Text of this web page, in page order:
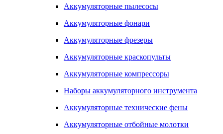
Аккумуляторные пылесосы
Аккумуляторные фонари
Аккумуляторные фрезеры
Аккумуляторные краскопульты
Аккумуляторные компрессоры
Наборы аккумуляторного инструмента
Аккумуляторные технические фены
Аккумуляторные отбойные молотки